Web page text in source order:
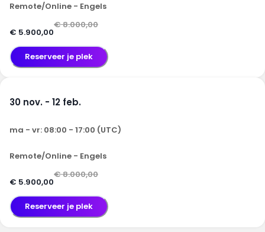
Remote/Online - Engels
€ 5.900,00
€ 8.000,00
Reserveer je plek
30 nov. - 12 feb.
ma - vr: 08:00 - 17:00 (UTC)
Remote/Online - Engels
€ 5.900,00
€ 8.000,00
Reserveer je plek